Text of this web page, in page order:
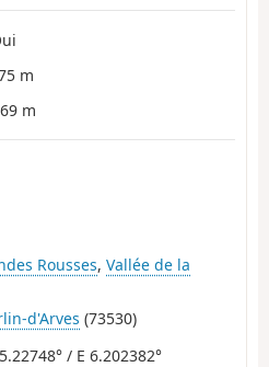
m
m
Rousses, Vallée de la
d'Arves (73530)
/ E 6.202382°